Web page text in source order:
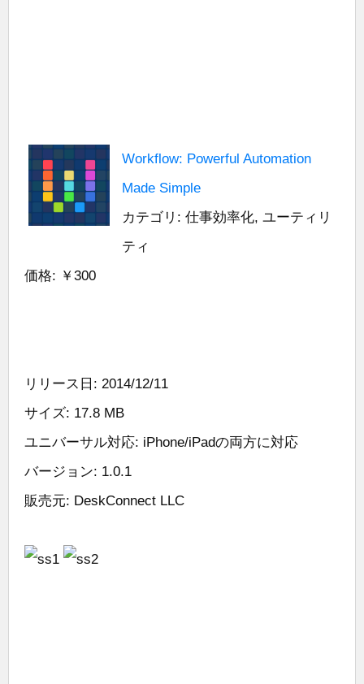
Workflow: Powerful Automation
Made Simple
カテゴリ: 仕事効率化, ユーティリ
ティ
価格: ￥300
リリース日: 2014/12/11
サイズ: 17.8 MB
ユニバーサル対応: iPhone/iPadの両方に対応
バージョン: 1.0.1
販売元: DeskConnect LLC